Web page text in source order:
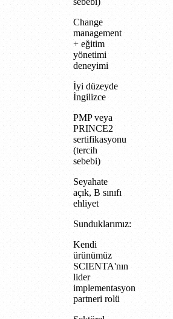
Change
management
+ eğitim
yönetimi
deneyimi
İyi düzeyde
İngilizce
PMP veya
PRINCE2
sertifikasyonu
(tercih
sebebi)
Seyahate
açık, B sınıfı
ehliyet
Sunduklarımız:
Kendi
ürünümüz
SCIENTA'nın
lider
implementasyon
partneri rolü